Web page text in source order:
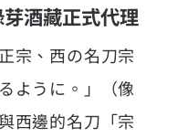
酒藏正式代理
宗、西の名刀宗
ように。」（像
西邊的名刀「宗